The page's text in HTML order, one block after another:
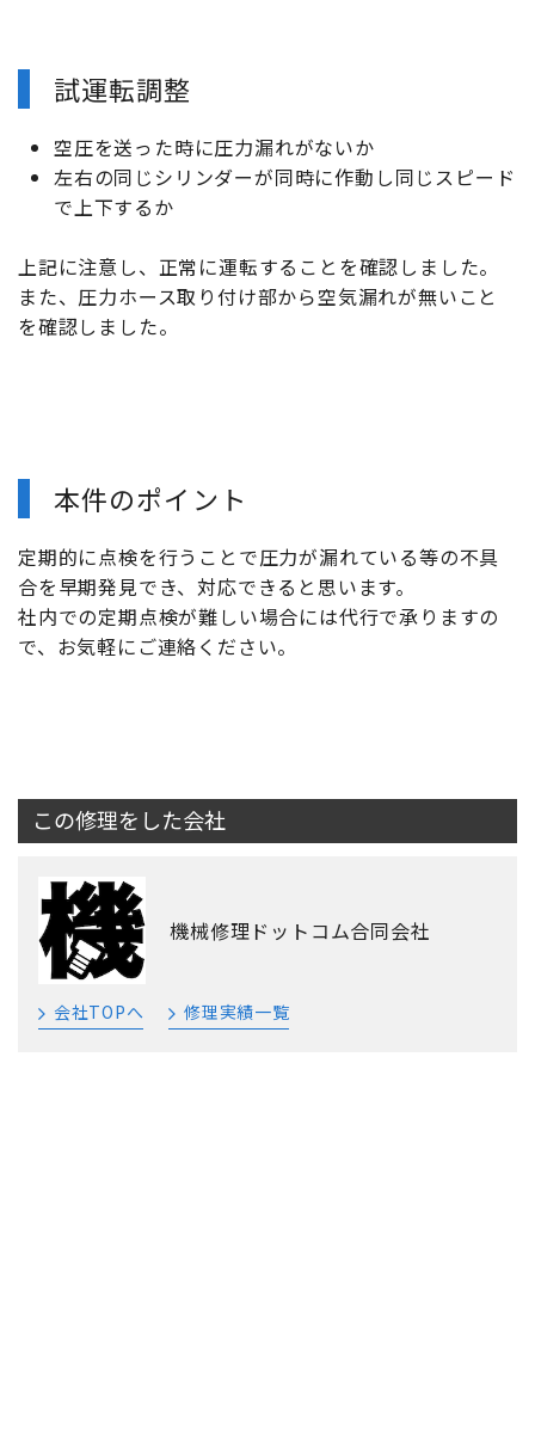
試運転調整
空圧を送った時に圧力漏れがないか
左右の同じシリンダーが同時に作動し同じスピード
で上下するか
上記に注意し、正常に運転することを確認しました。
また、圧力ホース取り付け部から空気漏れが無いこと
を確認しました。
本件のポイント
定期的に点検を行うことで圧力が漏れている等の不具
合を早期発見でき、対応できると思います。
社内での定期点検が難しい場合には代行で承りますの
で、お気軽にご連絡ください。
この修理をした会社
機械修理ドットコム合同会社
会社TOPへ 修理実績一覧